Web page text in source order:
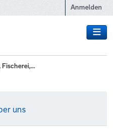
Anmelden
uns